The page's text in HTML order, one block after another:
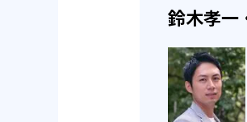
鈴木孝一